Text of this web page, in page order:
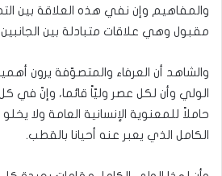
والمفاهيم وإن نفي هذه العلاقة بين
مقبول وهي علاقات متبادلة بين
والشاهد أن العرفاء والمتصوّفة يرون
الولي وأن لكل عصر وليّاً قائما، وإنّ في
حاملاً للمعنوية الإنسانية العامة ولا
الكامل الذي يعبر عنه أحيانا بالقطب.